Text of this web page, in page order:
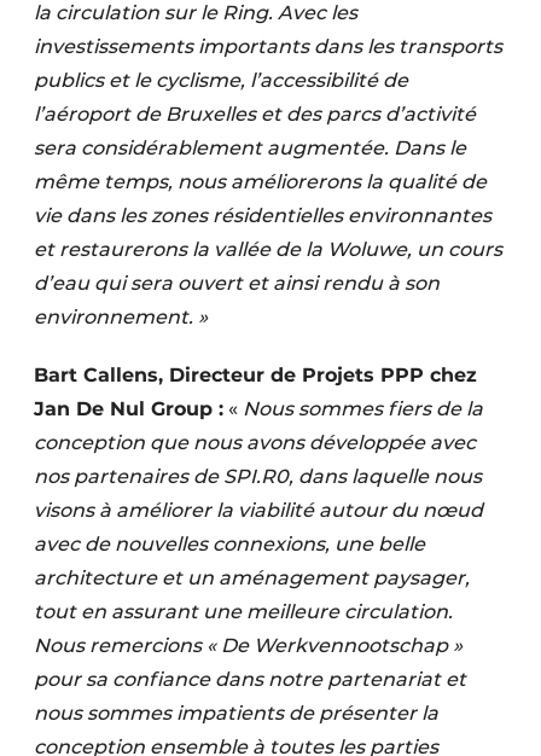
la circulation sur le Ring. Avec les
investissements importants dans les transports
publics et le cyclisme, l’accessibilité de
l’aéroport de Bruxelles et des parcs d’activité
sera considérablement augmentée. Dans le
même temps, nous améliorerons la qualité de
vie dans les zones résidentielles environnantes
et restaurerons la vallée de la Woluwe, un cours
d’eau qui sera ouvert et ainsi rendu à son
environnement. »
Bart Callens, Directeur de Projets PPP chez
Jan De Nul Group : « Nous sommes fiers de la
conception que nous avons développée avec
nos partenaires de SPI.R0, dans laquelle nous
visons à améliorer la viabilité autour du nœud
avec de nouvelles connexions, une belle
architecture et un aménagement paysager,
tout en assurant une meilleure circulation.
Nous remercions « De Werkvennootschap »
pour sa confiance dans notre partenariat et
nous sommes impatients de présenter la
conception ensemble à toutes les parties